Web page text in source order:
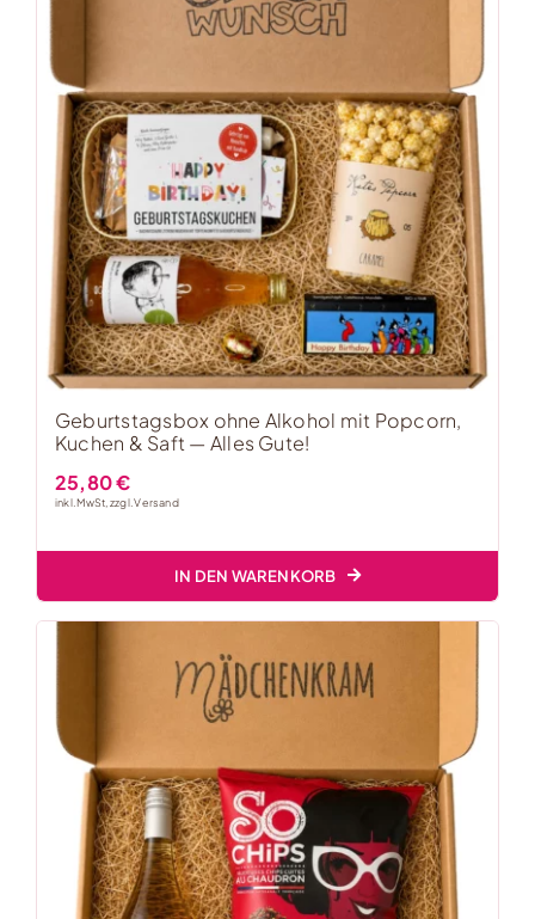
Geburtstagsbox ohne Alkohol mit Popcorn,
Kuchen & Saft — Alles Gute!
25,80€
inkl. MwSt, zzgl.Versand
IN DEN WARENKORB